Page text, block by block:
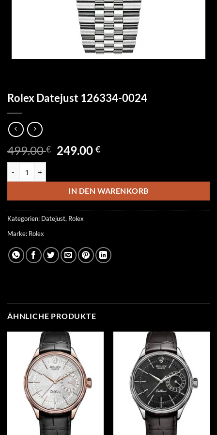
Rolex Datejust 126334-0024
499.00€ Ursprünglicher
499.00 €
249.00€Aktueller
249.00 €.
IN DEN WARENKORB
Kategorien: Datejust, Rolex
Marke: Rolex
ÄHNLICHE PRODUKTE